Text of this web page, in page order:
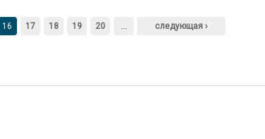
16 17 18 19 20 следующая ›